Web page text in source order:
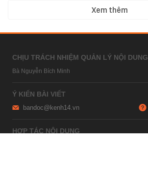
Xem thêm
CHỊU TRÁCH NHIỆM QUẢN LÝ NỘI DUNG
Bà Nguyễn Bích Minh
Ý KIẾN BÀI VIẾT
bandoc@kenh14.vn
HỢP TÁC NỘI DUNG